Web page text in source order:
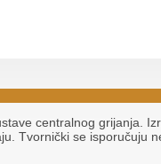
centralnog grijanja.
Tvornički se isporučuju